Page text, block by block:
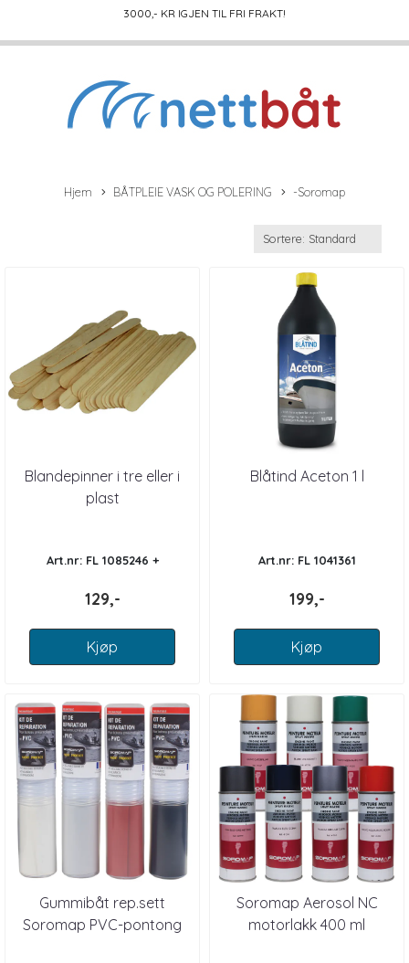
3000,- KR IGJEN TIL FRI FRAKT!
Hjem BÅTPLEIE VASK OG POLERING -Soromap
Blandepinner i tre eller i
plast
Art.nr: FL 1085246 +
129,-
Kjøp
Blåtind Aceton 1 l
Art.nr: FL 1041361
199,-
Kjøp
Gummibåt rep.sett
Soromap PVC-pontong
Soromap Aerosol NC
motorlakk 400 ml